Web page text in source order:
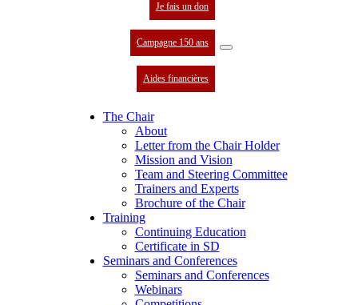
Je fais un don
Campagne 150 ans
Aides financières
The Chair
About
Letter from the Chair Holder
Mission and Vision
Team and Steering Committee
Trainers and Experts
Brochure of the Chair
Training
Continuing Education
Certificate in SD
Seminars and Conferences
Seminars and Conferences
Webinars